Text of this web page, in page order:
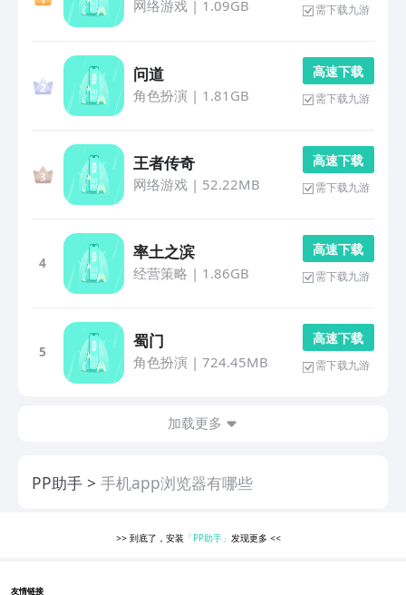
网络游戏| 1.09GB 需下载九游
问道
角色扮演 | 1.81GB
高 速 下 载
需下载九游
王者传奇
网络游戏| 52.22MB
高 速 下 载
需下载九游
4
率土之滨
经营策略 | 1.86GB
高 速 下 载
需下载九游
5
蜀门
角色扮演 | 724.45MB
高 速 下 载
需下载九游
加载更多
PP助手 手机app浏览器有哪些
>> 到底了，安装 「PP助手」 发现更多<<
友情链接